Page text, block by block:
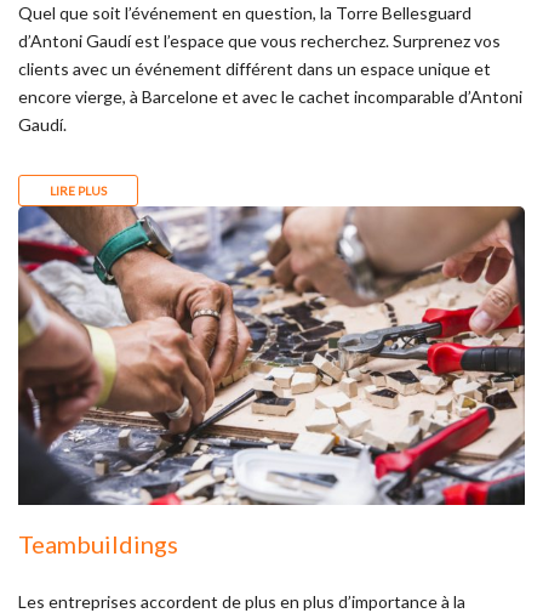
Quel que soit l’événement en question, la Torre Bellesguard
d’Antoni Gaudí est l’espace que vous recherchez. Surprenez vos
clients avec un événement différent dans un espace unique et
encore vierge, à Barcelone et avec le cachet incomparable d’Antoni
Gaudí.
LIRE PLUS
Teambuildings
Les entreprises accordent de plus en plus d’importance à la